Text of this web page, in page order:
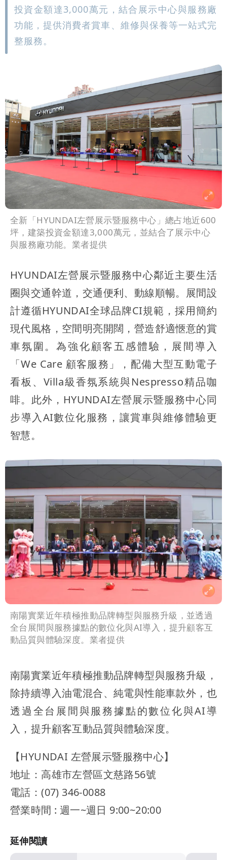
投資金額達3,000萬元，結合展示中心與服務廠
功能，提供消費者賞車、維修與保養等一站式完
整服務。
全新「HYUNDAI左營展示暨服務中心」總占地近600
坪，建築投資金額達3,000萬元，並結合了展示中心
與服務廠功能。業者提供
HYUNDAI左營展示暨服務中心鄰近主要生活
圈與交通幹道，交通便利、動線順暢。展間設
計遵循HYUNDAI全球品牌CI規範，採用簡約
現代風格，空間明亮開闊，營造舒適愜意的賞
車氛圍。為強化顧客五感體驗，展間導入
「We Care 顧客服務」，配備大型互動電子
看板、Villa級香氛系統與Nespresso精品咖
啡。此外，HYUNDAI左營展示暨服務中心同
步導入AI數位化服務，讓賞車與維修體驗更
智慧。
南陽實業近年積極推動品牌轉型與服務升級，並透過
全台展間與服務據點的數位化與AI導入，提升顧客互
動品質與體驗深度。業者提供
南陽實業近年積極推動品牌轉型與服務升級，
除持續導入油電混合、純電與性能車款外，也
透過全台展間與服務據點的數位化與AI導
入，提升顧客互動品質與體驗深度。
【HYUNDAI 左營展示暨服務中心】
地址：高雄市左營區文慈路56號
電話：(07) 346-0088
營業時間 : 週一~週日 9:00~20:00
延伸閱讀